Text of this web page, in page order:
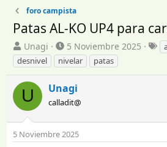
foro campista
Patas AL-KO UP4 para
I
n
i
c
i
a
d
r
Unagi
F
e
c
a
d
n
5 Noviembre 2025
E
t
desnivel
nivelar patas
U Unagi
calladit@
5 Noviembre 2025